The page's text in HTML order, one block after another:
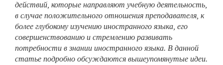
действий, которые направляют учебную деятельность,
в случае положительного отношения преподавателя, к
более глубокому изучению иностранного языка, его
совершенствованию и стремлению развивать
потребности в знании иностранного языка. В данной
статье подробно обсуждаются вышеупомянутые идеи.